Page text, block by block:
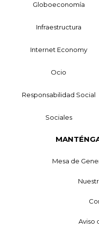
Globoeconomía
Infraestructura
Internet Economy
Ocio
Responsabilidad Social
Sociales
Mesa de
Aviso